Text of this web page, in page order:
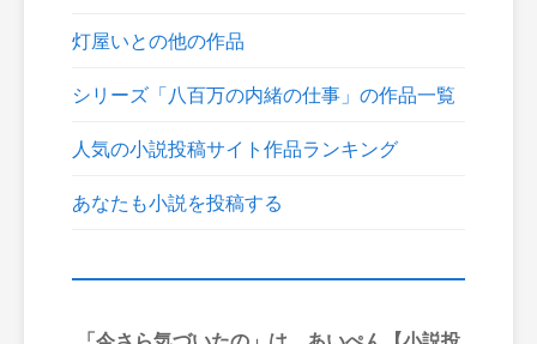
灯屋いとの他の作品
シリーズ「八百万の内緒の仕事」の作品一覧
人気の小説投稿サイト作品ランキング
あなたも小説を投稿する